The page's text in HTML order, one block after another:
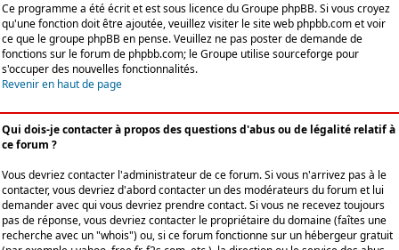
Ce programme a été écrit et est sous licence du Groupe phpBB. Si vous croyez
qu'une fonction doit être ajoutée, veuillez visiter le site web phpbb.com et voir
ce que le groupe phpBB en pense. Veuillez ne pas poster de demande de
fonctions sur le forum de phpbb.com; le Groupe utilise sourceforge pour
s'occuper des nouvelles fonctionnalités.
Revenir en haut de page
Qui dois-je contacter à propos des questions d'abus ou de légalité relatif à
ce forum ?
Vous devriez contacter l'administrateur de ce forum. Si vous n'arrivez pas à le
contacter, vous devriez d'abord contacter un des modérateurs du forum et lui
demander avec qui vous devriez prendre contact. Si vous ne recevez toujours
pas de réponse, vous devriez contacter le propriétaire du domaine (faîtes une
recherche avec un "whois") ou, si ce forum fonctionne sur un hébergeur gratuit